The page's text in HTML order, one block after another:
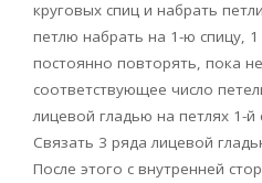
круговых спиц и набрать
петлю набрать на 1-ю спицу,
постоянно повторять, пока
соответствующее число
лицевой гладью на петлях 1-й
Связать 3 ряда лицевой
После этого с внутренней